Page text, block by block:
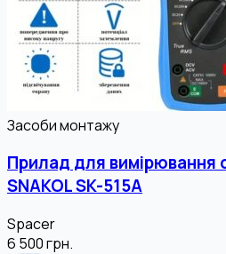
Засоби монтажу
Прилад для вимірювання
SNAKOL SK-515A
Spacer
6 500грн.